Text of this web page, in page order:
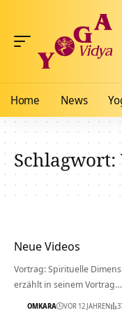
Home News
Schlagwort:
Neue Videos
Vortrag: Spirituelle
erzählt in seinem Vortrag…
OMKARA VOR 12 JAHREN